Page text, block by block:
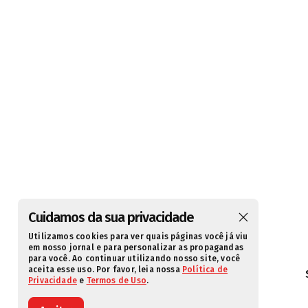
Cuidamos da sua privacidade
Utilizamos cookies para ver quais páginas você já viu
em nosso jornal e para personalizar as propagandas
para você. Ao continuar utilizando nosso site, você
aceita esse uso. Por favor, leia nossa Política de
Privacidadee Termos de Uso.